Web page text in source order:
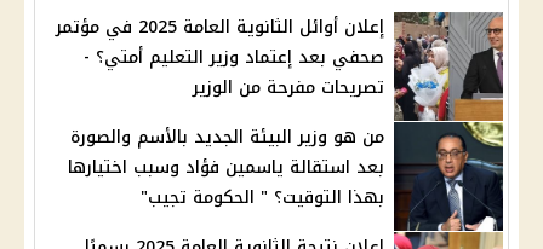
إعلان أوائل الثانوية العامة 2025 في مؤتمر
صحفي بعد إعتماد وزير التعليم أمتي؟ -
تصريحات مفرحة من الوزير
من هو وزير البيئة الجديد بالأسم والصورة
بعد استقالة ياسمين فؤاد وسبب اختيارها
بهذا التوقيت؟ " الحكومة تجيب"